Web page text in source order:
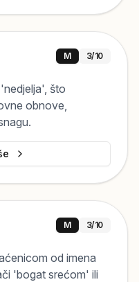
M 3/10
što
obnove,
M 3/10
od imena
'bogat srećom' ili